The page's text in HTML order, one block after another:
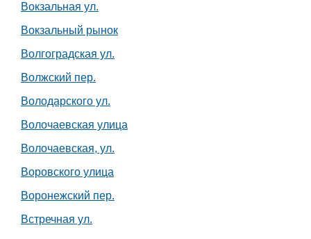
Вокзальная ул.
Вокзальный рынок
Волгоградская ул.
Волжский пер.
Володарского ул.
Волочаевская улица
Волочаевская, ул.
Воровского улица
Воронежский пер.
Встречная ул.